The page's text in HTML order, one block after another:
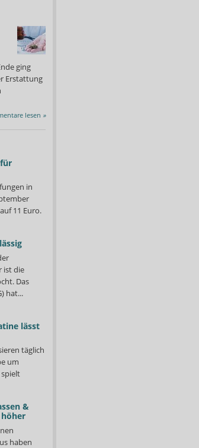
schaltet ab heute im Lunapharm-Fall
ging
Erstattung
lesen »
in
11 Euro.
ist die
Das
hat...
lässt
täglich
um
&
höher
haben